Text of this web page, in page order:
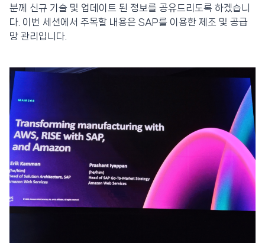
분께 신규 기술 및 업데이트 된 정보를 공유드리도록 하겠습니
다. 이번 세션에서 주목할 내용은 SAP를 이용한 제조 및 공급
망 관리입니다.